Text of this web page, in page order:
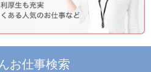
お仕事検索